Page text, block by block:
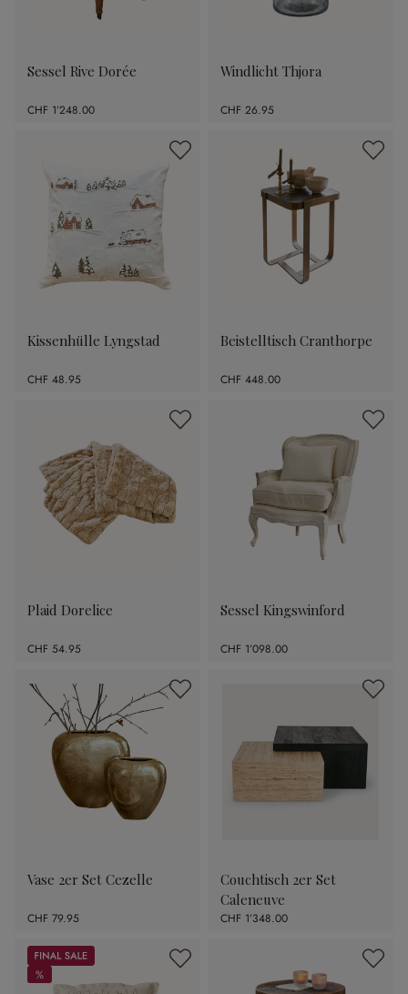
Sessel Rive Dorée
CHF 1’248.00
Windlicht Thjora
CHF 26.95
Kissenhülle Lyngstad
CHF 48.95
Beistelltisch Cranthorpe
CHF 448.00
Plaid Dorelice
CHF 54.95
Sessel Kingswinford
CHF 1’098.00
Vase 2er Set Cezelle
CHF 79.95
Couchtisch 2er Set
Caleneuve
CHF 1’348.00
Sale
%
%